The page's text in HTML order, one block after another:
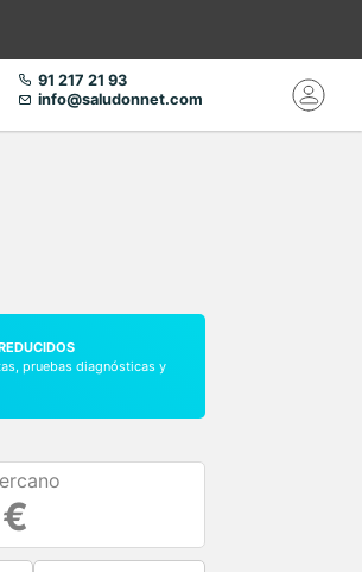
91 217 21 93
info@saludonnet.com
pruebas diagnósticas y